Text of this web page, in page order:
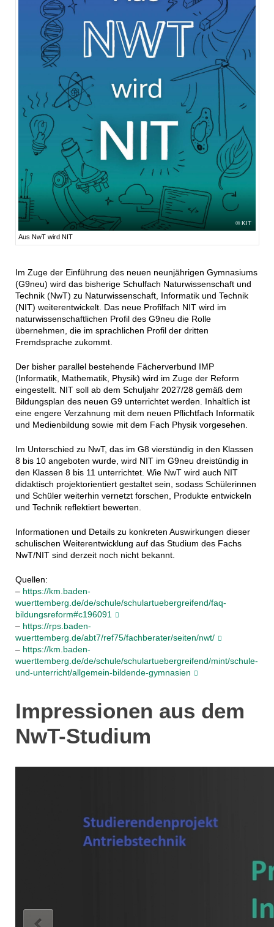
KIT
Aus NwT wird NIT
Im Zuge der Einführung des neuen neunjährigen Gymnasiums
(G9neu) wird das bisherige Schulfach Naturwissenschaft und
Technik (NwT) zu Naturwissenschaft, Informatik und Technik
(NIT) weiterentwickelt. Das neue Profilfach NIT wird im
naturwissenschaftlichen Profil des G9neu die Rolle
übernehmen, die im sprachlichen Profil der dritten
Fremdsprache zukommt.
Der bisher parallel bestehende Fächerverbund IMP
(Informatik, Mathematik, Physik) wird im Zuge der Reform
eingestellt. NIT soll ab dem Schuljahr 2027/28 gemäß dem
Bildungsplan des neuen G9 unterrichtet werden. Inhaltlich ist
eine engere Verzahnung mit dem neuen Pflichtfach Informatik
und Medienbildung sowie mit dem Fach Physik vorgesehen.
Im Unterschied zu NwT, das im G8 vierstündig in den Klassen
8 bis 10 angeboten wurde, wird NIT im G9neu dreistündig in
den Klassen 8 bis 11 unterrichtet. Wie NwT wird auch NIT
didaktisch projektorientiert gestaltet sein, sodass Schülerinnen
und Schüler weiterhin vernetzt forschen, Produkte entwickeln
und Technik reflektiert bewerten.
Informationen und Details zu konkreten Auswirkungen dieser
schulischen Weiterentwicklung auf das Studium des Fachs
NwT/NIT sind derzeit noch nicht bekannt.
Quellen:
– https://km.baden-
wuerttemberg.de/de/schule/schulartuebergreifend/faq-
bildungsreform#c196091
– https://rps.baden-
wuerttemberg.de/abt7/ref75/fachberater/seiten/nwt/
– https://km.baden-
wuerttemberg.de/de/schule/schulartuebergreifend/mint/schule-
und-unterricht/allgemein-bildende-gymnasien
Impressionen aus dem
NwT-Studium